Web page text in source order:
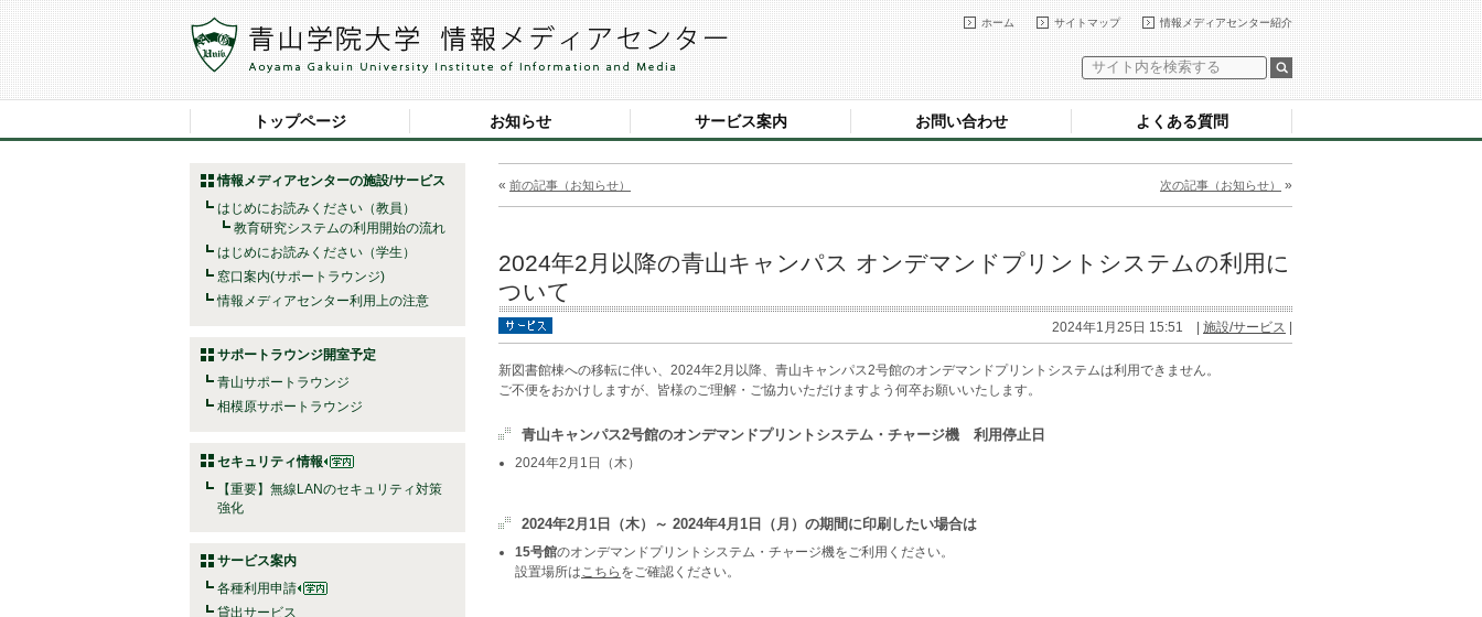
情報メディアセンター紹介
サイトマップ
ホーム
トップページ お知らせ サービス案内 お問い合わせ よくある質問
情報メディアセンターの施設/サービス
はじめにお読みください（教員）
教育研究システムの利用開始の流れ
はじめにお読みください（学生）
窓口案内(サポートラウンジ)
情報メディアセンター利用上の注意
サポートラウンジ開室予定
青山サポートラウンジ
相模原サポートラウンジ
セキュリティ情報
【重要】無線LANのセキュリティ対策
強化
サービス案内
各種利用申請
貸出サービス
« 前の記事（お知らせ） 次の記事（お知らせ） »
2024年2月以降の青山キャンパス オンデマンドプリントシステムの利用に
ついて
2024年1月25日 15:51 | 施設/サービス
新図書館棟への移転に伴い、2024年2月以降、青山キャンパス2号館のオンデマンドプリントシステムは利用できません。
ご不便をおかけしますが、皆様のご理解・ご協力いただけますよう何卒お願いいたします。
青山キャンパス2号館のオンデマンドプリントシステム・チャージ機 利用停止日
2024年2月1日（木）
2024年2月1日（木）～ 2024年4月1日（月）の期間に印刷したい場合は
15号館のオンデマンドプリントシステム・チャージ機をご利用ください。
設置場所はこちら をご確認ください。